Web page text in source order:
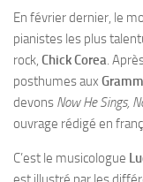
En février dernier, le
pianistes les plus
rock, Chick Corea.
posthumes aux
devons Now He Sings,
ouvrage rédigé en
C’est le musicologue